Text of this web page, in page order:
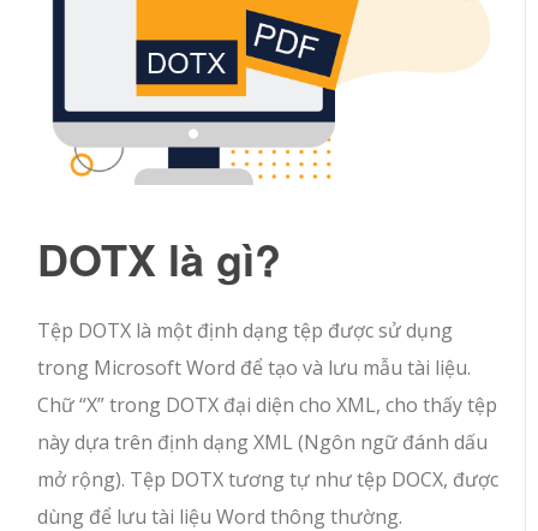
DOTX là gì?
Tệp DOTX là một định dạng tệp được sử dụng
trong Microsoft Word để tạo và lưu mẫu tài liệu.
Chữ “X” trong DOTX đại diện cho XML, cho thấy tệp
này dựa trên định dạng XML (Ngôn ngữ đánh dấu
mở rộng). Tệp DOTX tương tự như tệp DOCX, được
dùng để lưu tài liệu Word thông thường.